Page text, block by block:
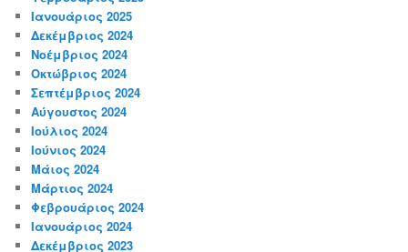
Ιανουάριος 2025
Δεκέμβριος 2024
Νοέμβριος 2024
Οκτώβριος 2024
Σεπτέμβριος 2024
Αύγουστος 2024
Ιούλιος 2024
Ιούνιος 2024
Μάιος 2024
Μάρτιος 2024
Φεβρουάριος 2024
Ιανουάριος 2024
Δεκέμβριος 2023